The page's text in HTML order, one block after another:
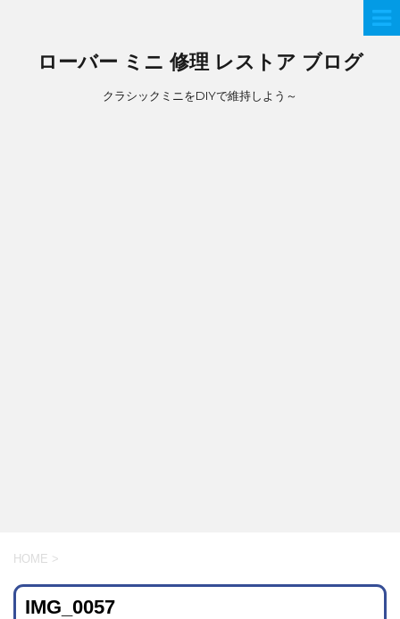
ローバー ミニ 修理 レストア ブログ
クラシックミニをDIYで維持しよう～
HOME >
IMG_0057